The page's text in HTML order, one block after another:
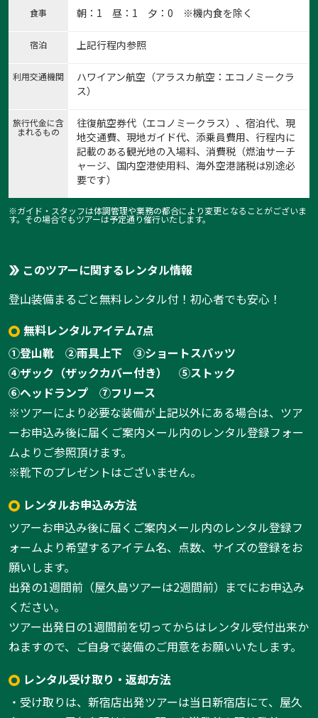
食事 朝：1 昼：1 夕：0 ※機内食を除く
宿泊 上記行程内参照
利用交通機関
ハワイアン航空（アラスカ航空：エコノミークラ
ス）
旅行代金に含
まれるもの
往復航空券代（エコノミークラス）、宿泊代、現
地交通費、現地ガイド代、添乗員費用、行程内に
記載のある観光地の入場料、消費税（燃油サーチ
ャージ、国内空港使用料、海外空港諸税は別途必
要です）
※ガイド・スタッフは体調管理や業務の都合により変更となることがございま
す。その場合でもツアーは予定通り催行いたします。
このツアーに関するレンタル情報
登山装備まるごと無料レンタル付！初心者でも安心！
無料レンタルアイテム7点
①登山靴
②雨具上下
③ショートスパッツ
④ザック（ザックカバー付き）
⑤ストック
⑥ヘッドランプ
⑦フリース
※ツアーにより必要な装備が上記以外にある場合は、ツア
ーお申込み後に届くご案内メール内のレンタル登録フォー
ムよりご参照頂けます。
※靴下のプレゼントはございません。
レンタルお申込み方法
ツアーお申込み後に届くご案内メール内のレンタル登録フ
ォームより希望するアイテム名、点数、サイズの登録をお
願いします。
出発の1週間前（屋久島ツアーは2週間前）までにお申込み
ください。
ツアー出発日の1週間前を切ってからはレンタル受付出来か
ねますので、ご自身で装備のご用意をお願いいたします。
レンタル受け取り・返却方法
・受け取りは、新宿店出発ツアーは当日新宿店にて、屋久